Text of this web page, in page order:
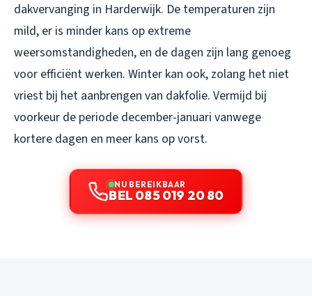
dakvervanging in Harderwijk. De temperaturen zijn
mild, er is minder kans op extreme
weersomstandigheden, en de dagen zijn lang genoeg
voor efficiënt werken. Winter kan ook, zolang het niet
vriest bij het aanbrengen van dakfolie. Vermijd bij
voorkeur de periode december-januari vanwege
kortere dagen en meer kans op vorst.
NU BEREIKBAAR
BEL 085 019 20 80